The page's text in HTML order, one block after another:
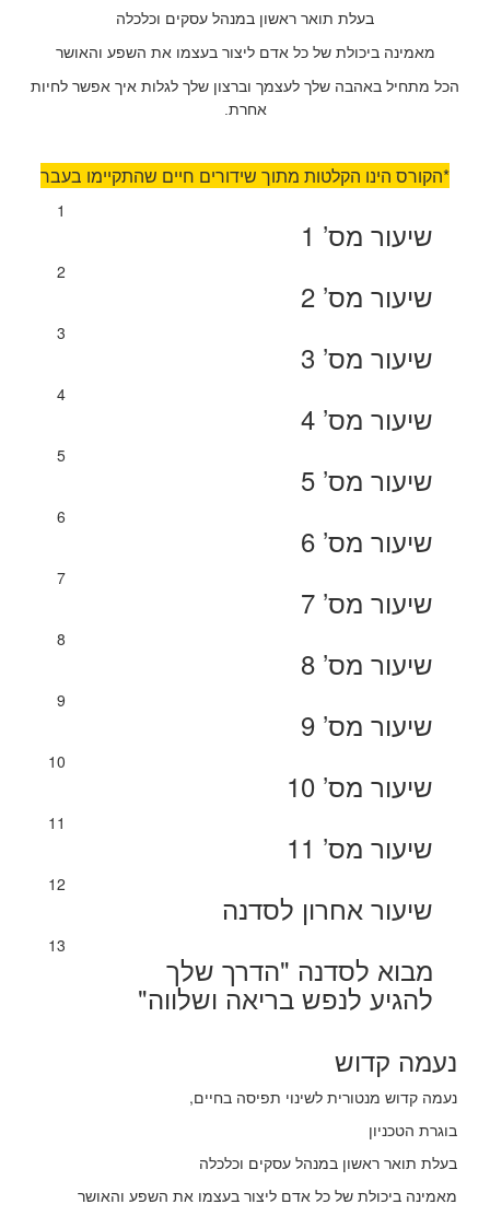
בעלת תואר ראשון במנהל עסקים וכלכלה
מאמינה ביכולת של כל אדם ליצור בעצמו את השפע והאושר
הכל מתחיל באהבה שלך לעצמך וברצון שלך לגלות איך אפשר לחיות
אחרת.
*הקורס הינו הקלטות מתוך שידורים חיים שהתקיימו בעבר
1
שיעור מס’ 1
2
שיעור מס’ 2
3
שיעור מס’ 3
4
שיעור מס’ 4
5
שיעור מס’ 5
6
שיעור מס’ 6
7
שיעור מס’ 7
8
שיעור מס’ 8
9
שיעור מס’ 9
10
שיעור מס’ 10
11
שיעור מס’ 11
12
שיעור אחרון לסדנה
13
מבוא לסדנה "הדרך שלך
להגיע לנפש בריאה ושלווה"
נעמה קדוש
נעמה קדוש מנטורית לשינוי תפיסה בחיים,
בוגרת הטכניון
בעלת תואר ראשון במנהל עסקים וכלכלה
מאמינה ביכולת של כל אדם ליצור בעצמו את השפע והאושר